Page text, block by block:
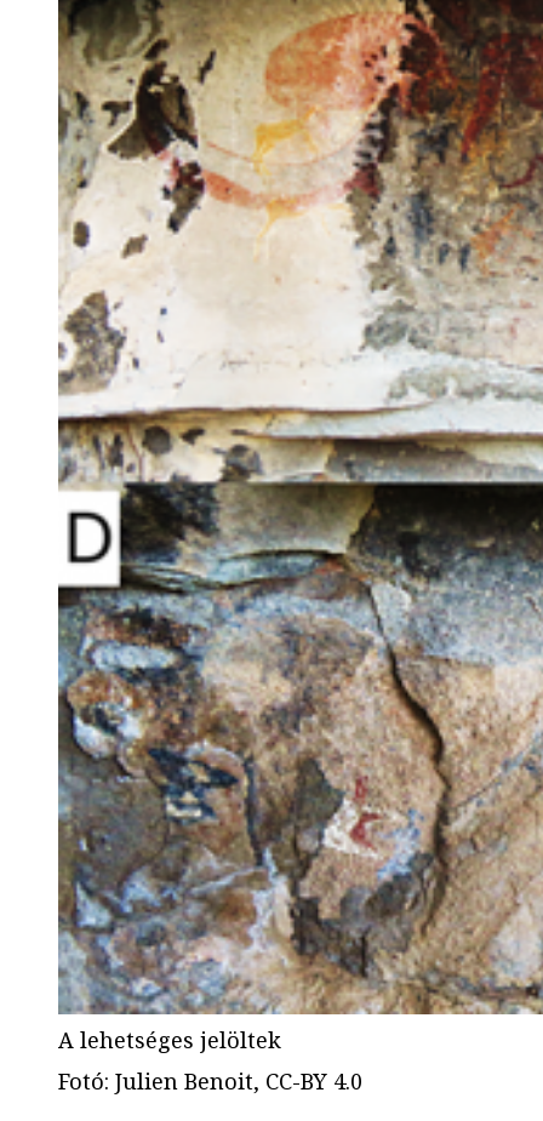
A lehetséges jelöltek
Fotó: Julien Benoit, CC-BY 4.0